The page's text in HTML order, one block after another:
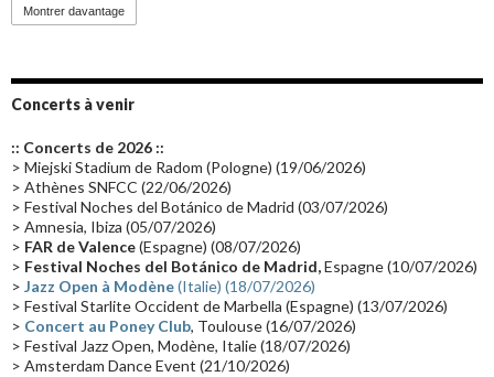
Groupe de Recherche Musicale
Passages radio Vidéo Jarrecast (16) Synthé 80's
Les concerts en Chine(16) Cinéma
Synthé Roland(15) Belgique(15)
(14) Astronomie (14) (14)
Tournée 2025(14) 2024(14) Chine(13)
Montrer davantage
Concerts à venir
:: Concerts de 2026 ::
> Miejski Stadium de Radom (Pologne) (19/06/2026)
> Athènes SNFCC (22/06/2026)
> Festival Noches del Botánico de Madrid (03/07/2026)
> Amnesia, Ibiza (05/07/2026)
> FAR de Valence(Espagne) (08/07/2026)
> Festival Noches del Botánico de Madrid,Espagne (10/07/2026)
> Jazz Open à Modène(Italie) (18/07/2026)
> Festival Starlite Occident de Marbella (Espagne) (13/07/2026)
> Concert au Poney Club, Toulouse (16/07/2026)
> Festival Jazz Open, Modène, Italie (18/07/2026)
> Amsterdam Dance Event (21/10/2026)